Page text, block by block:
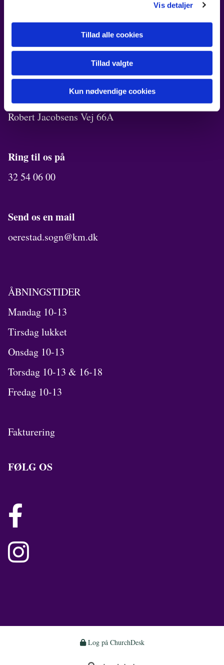
Vis detaljer
Tillad alle cookies
Tillad valgte
Kun nødvendige cookies
Robert Jacobsens Vej 72B
Kirkekontor
Robert Jacobsens Vej 70A
Menighedslokaler
Robert Jacobsens Vej 66A
Ring til os på
32 54 06 00
Send os en mail
oerestad.sogn@km.dk
ÅBNINGSTIDER
Mandag 10-13
Tirsdag lukket
Onsdag 10-13
Torsdag 10-13 & 16-18
Fredag 10-13
Fakturering
FØLG OS


Log på ChurchDesk